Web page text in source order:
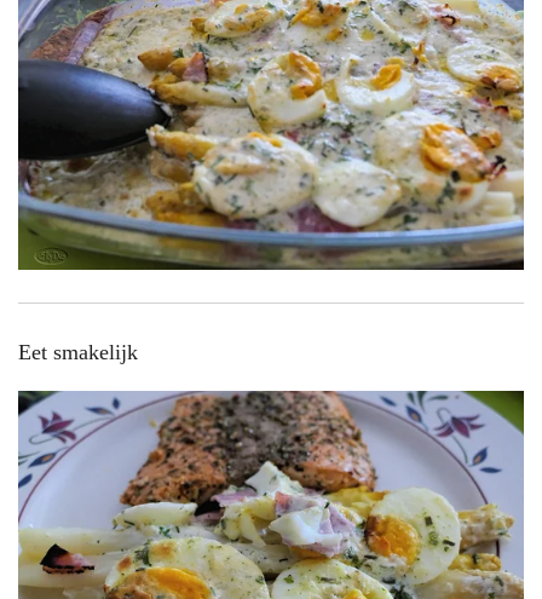
Eet smakelijk